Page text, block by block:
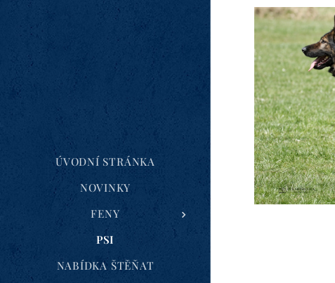
ÚVODNÍ STRÁNKA
NOVINKY
FENY
PSI
NABÍDKA ŠTĚŇAT